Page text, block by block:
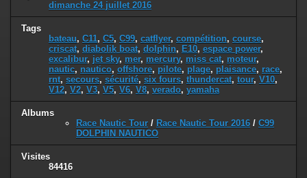
dimanche 24 juillet 2016
Tags
bateau, C11, C5, C99, catflyer, compétition, course,
criscat, diabolik boat, dolphin, E10, espace power,
excalibur, jet sky, mer, mercury, miss cat, moteur,
nautic, nautico, offshore, pilote, plage, plaisance, race,
rnt, secours, sécurité, six fours, thundercat, tour, V10,
V12, V2, V3, V5, V6, V8, verado, yamaha
Albums
Race Nautic Tour / Race Nautic Tour 2016 / C99
DOLPHIN NAUTICO
Visites
84416